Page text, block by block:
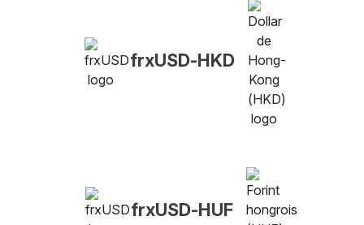
frxUSD-HKD
frxUSD-HUF